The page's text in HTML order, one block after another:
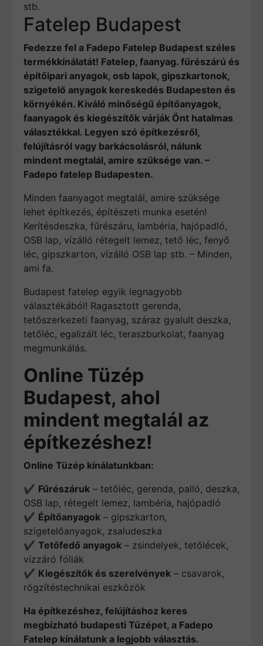
stb.
Fatelep Budapest
Fedezze fel a Fadepo Fatelep Budapest széles
termékkínálatát! Fatelep, faanyag. fűrészárú és
építőipari anyagok, osb lapok, gipszkartonok,
szigetelő anyagok kereskedés Budapesten és
környékén. Kiváló minőségű építőanyagok,
faanyagok és kiegészítők várják Önt hatalmas
választékkal. Legyen szó építkezésről,
felújításról vagy barkácsolásról, nálunk
mindent megtalál, amire szüksége van. –
Fadepo fatelep Budapesten.
Minden faanyagot megtalál, amire szüksége
lehet építkezés, építészeti munka esetén!
Kerítésdeszka, fűrészáru, lambéria, hajópadló,
OSB lap, vízálló rétegelt lemez, tető léc, fenyő
léc, gipszkarton, vízálló OSB lap stb. – Minden,
ami fa.
Budapest fatelep egyik legnagyobb
választékából! Ragasztott gerenda,
tetőszerkezeti faanyag, száraz gyalult deszka,
tetőléc, egalizált léc, teraszburkolat, faanyag
megmunkálás.
Online Tüzép
Budapest, ahol
mindent megtalál az
építkezéshez!
Online Tüzép kínálatunkban:
✔ Fűrészáruk – tetőléc, gerenda, palló, deszka,
OSB lap, rétegelt lemez, lambéria, hajópadló
✔ Építőanyagok – gipszkarton,
szigetelőanyagok, zsaludeszka
✔ Tetőfedő anyagok – zsindelyek, tetőlécek,
vízzáró fóliák
✔ Kiegészítők és szerelvények – csavarok,
rögzítéstechnikai eszközök
Ha építkezéshez, felújításhoz keres
megbízható budapesti Tüzépet, a Fadepo
Fatelep kínálatunk a legjobb választás.